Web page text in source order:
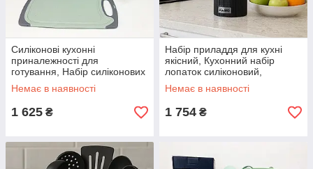
Силіконові кухонні
приналежності для
готування, Набір силіконових
кухонних інструментів для
кулінарії XA-51
Немає в наявності
1 625 ₴
Набір приладдя для кухні
якісний, Кухонний набір
лопаток силіконовий,
Силіконові кухонні
приналежності UL-32
Немає в наявності
1 754 ₴